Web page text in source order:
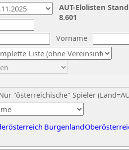
Vorname
"österreichische" Spieler
Burgenland
AUT-Elolisten
8.601